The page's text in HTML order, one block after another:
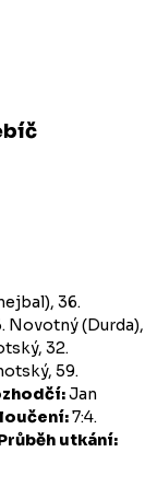
36.
Novotný (Durda),
32.
59.
Jan
7:4.
utkání: